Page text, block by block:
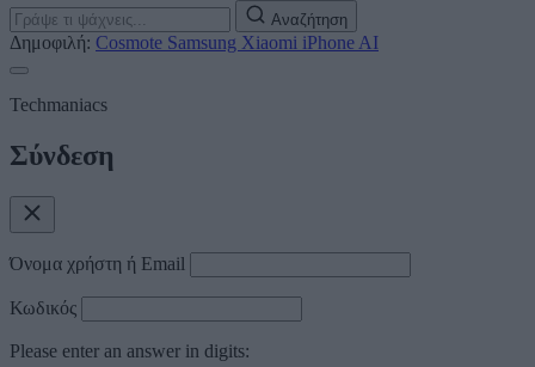
Αναζήτηση
Δημοφιλή: Cosmote Samsung Xiaomi iPhone AI
Techmaniacs
Σύνδεση
Όνομα χρήστη ή Email
Κωδικός
Please enter an answer in digits: